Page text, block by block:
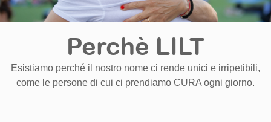
Perchè LILT
Esistiamo perché il nostro nome ci rende unici e irripetibili,
come le persone di cui ci prendiamo CURA ogni giorno.